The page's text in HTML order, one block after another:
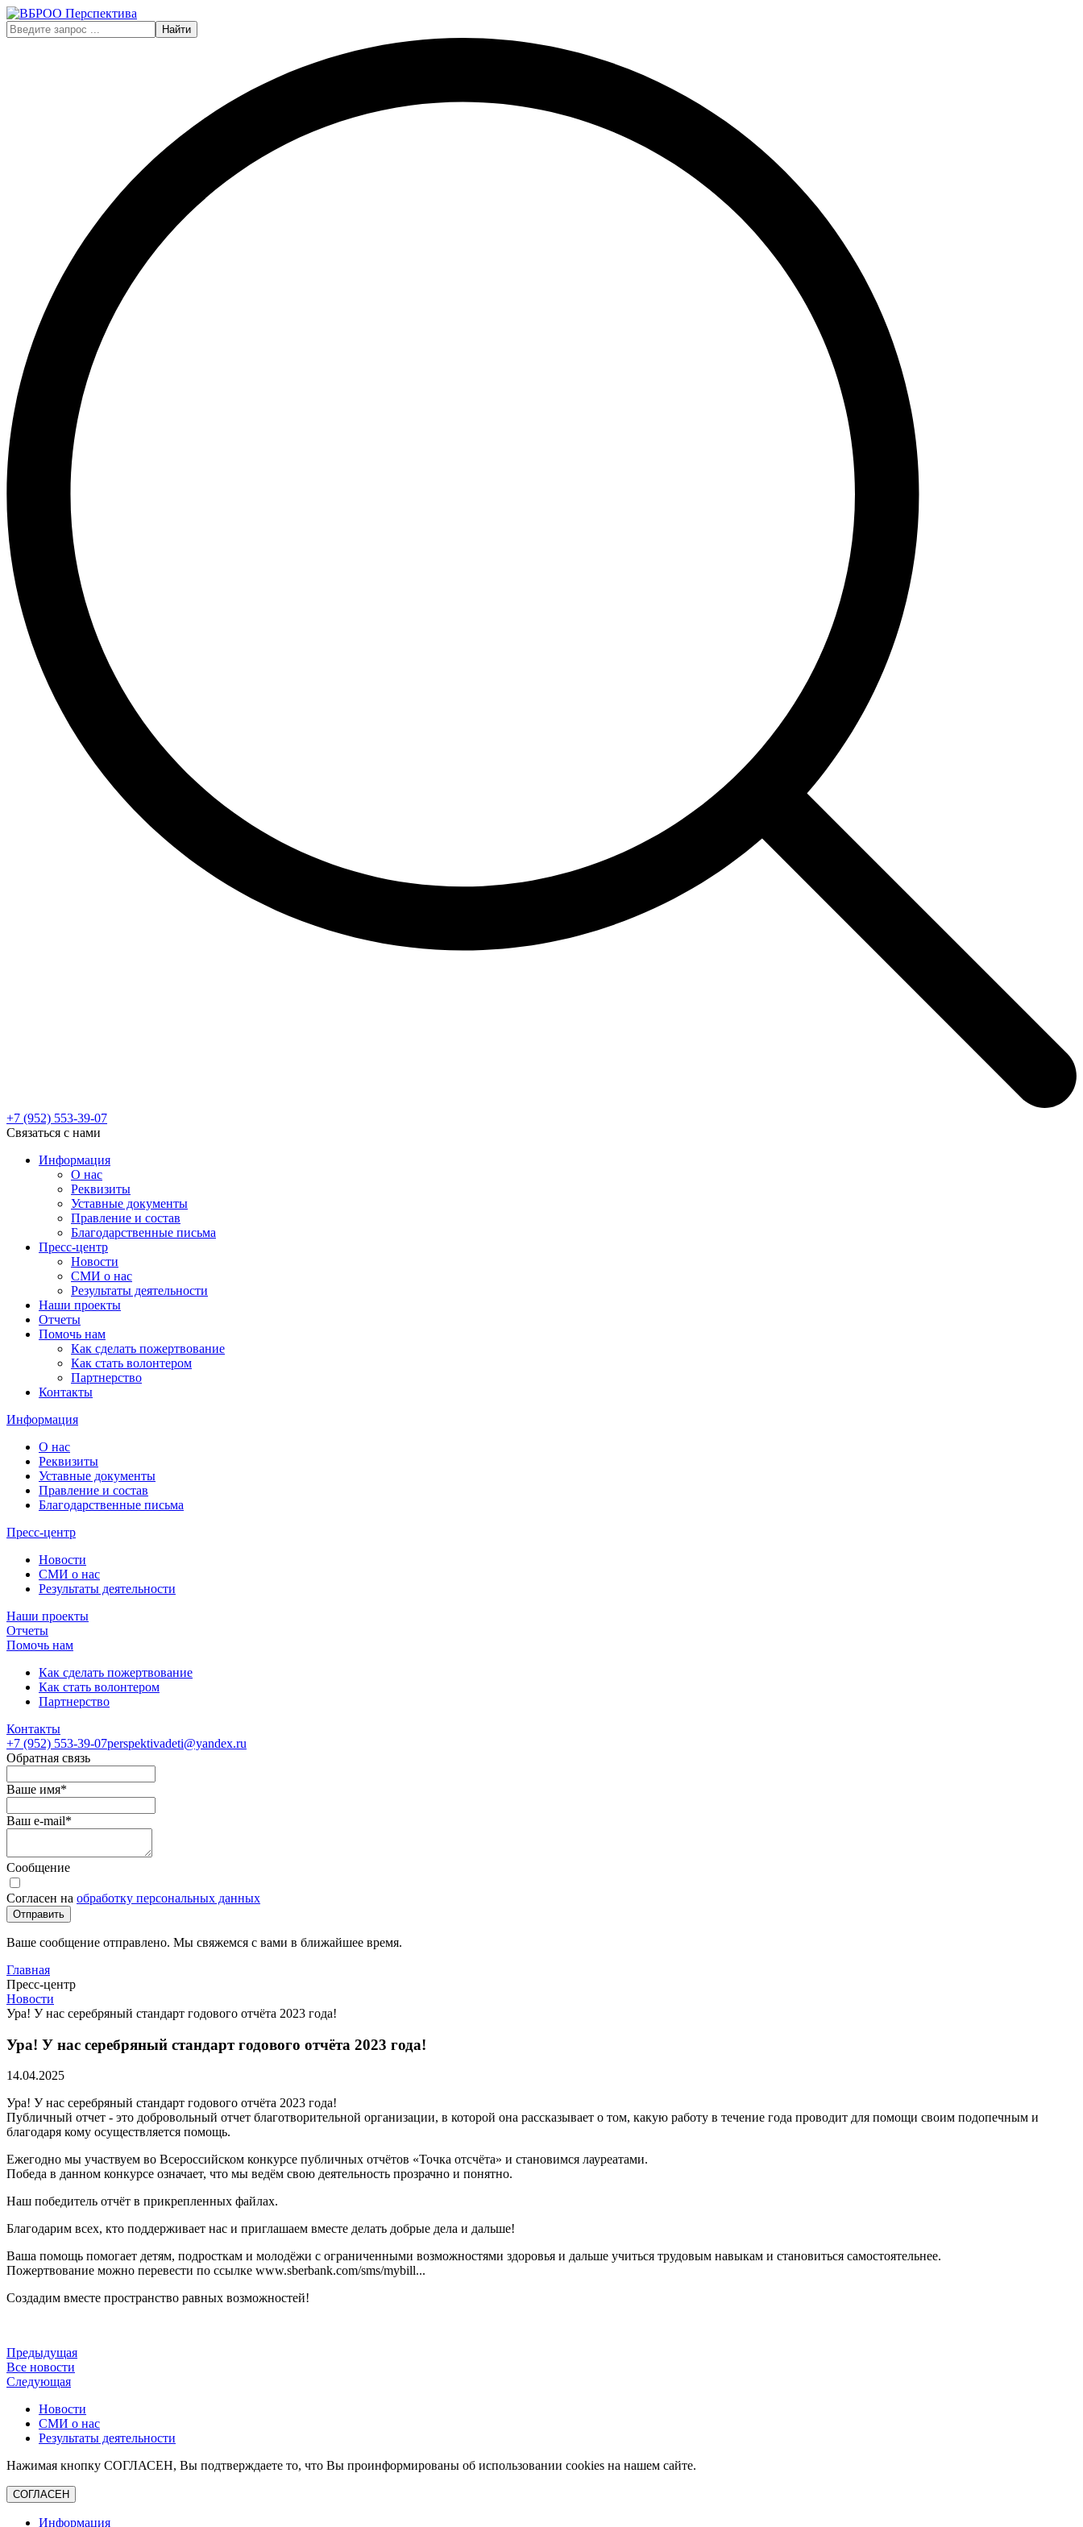
Найти
+7 (952) 553-39-07
Связаться с нами
Информация
О нас
Реквизиты
Уставные документы
Правление и состав
Благодарственные письма
Пресс-центр
Новости
СМИ о нас
Результаты деятельности
Наши проекты
Отчеты
Помочь нам
Как сделать пожертвование
Как стать волонтером
Партнерство
Контакты
Информация
О нас
Реквизиты
Уставные документы
Правление и состав
Благодарственные письма
Пресс-центр
Новости
СМИ о нас
Результаты деятельности
Наши проекты
Отчеты
Помочь нам
Как сделать пожертвование
Как стать волонтером
Партнерство
Контакты
+7 (952) 553-39-07perspektivadeti@yandex.ru
Обратная связь
Ваше имя*
Ваш e-mail*
Сообщение
Согласен на обработку персональных данных
Отправить
Ваше сообщение отправлено. Мы свяжемся с вами в ближайшее время.
Главная
Пресс-центр
Новости
Ура! У нас серебряный стандарт годового отчёта 2023 года!
Ура! У нас серебряный стандарт годового отчёта 2023 года!
14.04.2025
Ура! У нас серебряный стандарт годового отчёта 2023 года!
Публичный отчет - это добровольный отчет благотворительной организации, в которой она рассказывает о том, какую работу в течение года проводит для помощи своим подопечным и
благодаря кому осуществляется помощь.
Ежегодно мы участвуем во Всероссийском конкурсе публичных отчётов «Точка отсчёта» и становимся лауреатами.
Победа в данном конкурсе означает, что мы ведём свою деятельность прозрачно и понятно.
Наш победитель отчёт в прикрепленных файлах.
Благодарим всех, кто поддерживает нас и приглашаем вместе делать добрые дела и дальше!
Ваша помощь помогает детям, подросткам и молодёжи с ограниченными возможностями здоровья и дальше учиться трудовым навыкам и становиться самостоятельнее.
Пожертвование можно перевести по ссылке www.sberbank.com/sms/mybill...
Создадим вместе пространство равных возможностей!
Предыдущая
Все новости
Следующая
Новости
СМИ о нас
Результаты деятельности
Нажимая кнопку СОГЛАСЕН, Вы подтверждаете то, что Вы проинформированы об использовании cookies на нашем сайте.
СОГЛАСЕН
Информация